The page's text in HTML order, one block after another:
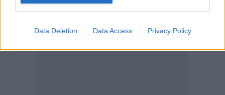
Data Deletion Data Access Privacy Policy